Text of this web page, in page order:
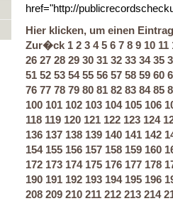
href="http://
Hier klicken, um einen
Zur�ck 1 2 3 4 5 6 7 8 9 10 11
26 27 28 29 30 31 32 33 34 35
51 52 53 54 55 56 57 58 59 60
76 77 78 79 80 81 82 83 84 85
100 101 102 103 104 105 106
118 119 120 121 122 123 124
136 137 138 139 140 141 142
154 155 156 157 158 159 160
172 173 174 175 176 177 178
190 191 192 193 194 195 196
208 209 210 211 212 213 214